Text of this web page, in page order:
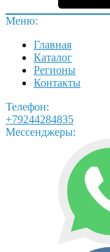
Меню:
Главная
Каталог
Регионы
Контакты
Телефон:
+79244284835
Мессенджеры: